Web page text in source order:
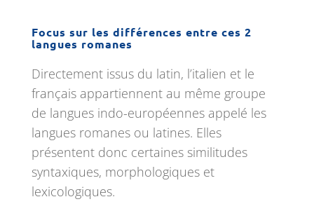
Focus sur les différences entre ces 2
langues romanes
Directement issus du latin, l’italien et le
français appartiennent au même groupe
de langues indo-européennes appelé les
langues romanes ou latines. Elles
présentent donc certaines similitudes
syntaxiques, morphologiques et
lexicologiques.